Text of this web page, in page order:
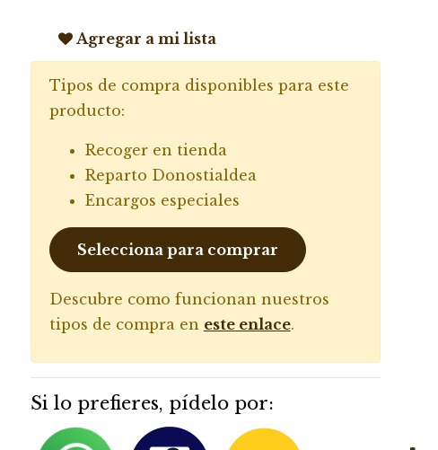
Agregar a mi lista
Tipos de compra disponibles para este
producto:
Recoger en tienda
Reparto Donostialdea
Encargos especiales
Selecciona para comprar
Descubre como funcionan nuestros
tipos de compra en este enlace.
Si lo prefieres, pídelo por: